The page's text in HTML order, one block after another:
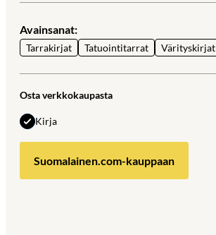
Avainsanat:
Tarrakirjat Tatuointitarrat Värityskirjat
Osta verkkokaupasta
Kirja
Suomalainen.com-kauppaan